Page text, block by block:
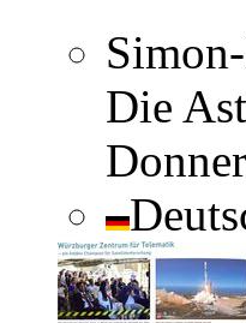
Die